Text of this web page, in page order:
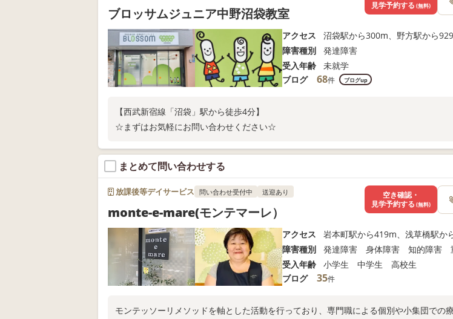
ブロッサムジュニア中野沼袋教室
アクセス
沼袋駅から300m、野方駅から
障害種別
発達障害
受入年齢
未就学
ブログ
68件 ブログup
【西武新宿線「沼袋」駅から徒歩4分】
☆まずはお気軽にお問い合わせください☆
見学予約する (無料)
まとめて問い合わせする
放課後等デイサービス 問い合わせ受付中 送迎あり
monte-e-mare(モンテマーレ）
アクセス
岩本町駅から419m、浅草橋駅か
障害種別
発達障害 身体障害 知的障害
受入年齢
小学生 中学生 高校生
ブログ
35件
モンテッソーリメソッドを軸とした活動を行っており、専門職による個別や小集団での
空き確認・
見学予約する (無料)